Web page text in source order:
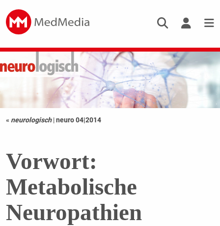
« neurologisch |neuro 04|2014
Vorwort:
Metabolische
Neuropathien